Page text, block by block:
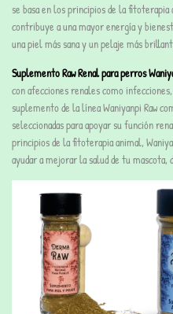
se basa en los principios de la
contribuye a una mayor energía y
una piel más sana y un pelaje más
Suplemento Raw Renal para perros
con afecciones renales como
suplemento de la línea Waniyanpi Raw
seleccionadas para apoyar su función
principios de la fitoterapia animal,
ayudar a mejorar la salud de tu mascota,